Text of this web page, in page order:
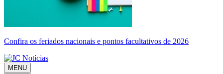
Confira os feriados nacionais e pontos facultativos de 2026
MENU